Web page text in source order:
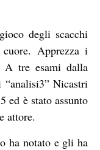
degli scacchi
Apprezza i
tre esami dalla
“analisi3” Nicastri
ed è stato assunto
attore.
ha notato e gli ha